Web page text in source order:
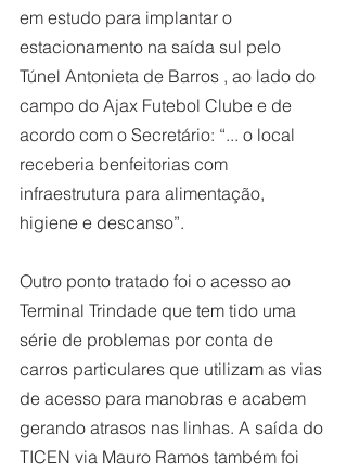
em estudo para implantar o
estacionamento na saída sul pelo
Túnel Antonieta de Barros , ao lado do
campo do Ajax Futebol Clube e de
acordo com o Secretário: “... o local
receberia benfeitorias com
infraestrutura para alimentação,
higiene e descanso”.
Outro ponto tratado foi o acesso ao
Terminal Trindade que tem tido uma
série de problemas por conta de
carros particulares que utilizam as vias
de acesso para manobras e acabem
gerando atrasos nas linhas. A saída do
TICEN via Mauro Ramos também foi